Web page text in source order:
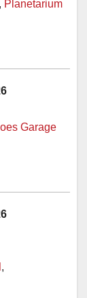
, Planetarium
Garage
,